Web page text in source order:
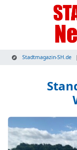
Stadtmagazin-SH.de